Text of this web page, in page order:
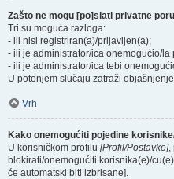
Zašto ne mogu [po]slati privatne
Tri su moguća razloga:
- ili nisi registriran(a)/prijavljen(a);
- ili je administrator/ica onemogućio/
- ili je administrator/ica tebi
U potonjem slučaju zatraži
Vrh
Kako onemogućiti pojedine
U korisničkom profilu [Profil/Postavke],
blokirati/onemogućiti korisnika(e)/
će automatski biti izbrisane].